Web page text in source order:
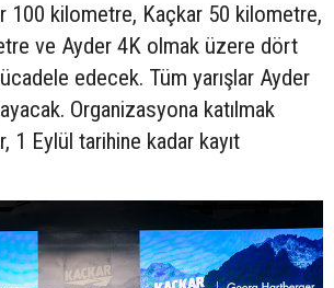
100 kilometre, Kaçkar 50 kilometre,
ve Ayder 4K olmak üzere dört
edecek. Tüm yarışlar Ayder
Organizasyona katılmak
1 Eylül tarihine kadar kayıt